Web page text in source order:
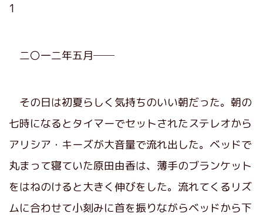
1
二〇一二年五月──
その日は初夏らしく気持ちのいい朝だった。朝の
七時になるとタイマーでセットされたステレオから
アリシア・キーズが大音量で流れ出した。ベッドで
丸まって寝ていた原田由香は、薄手のブランケット
をはねのけると大きく伸びをした。流れてくるリズ
ムに合わせて小刻みに首を振りながらベッドから下